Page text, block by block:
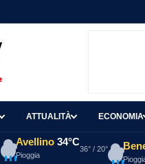
ATTUALITÀ ECONOMIA
Avellino 34°C
Pioggia
36° / 20°